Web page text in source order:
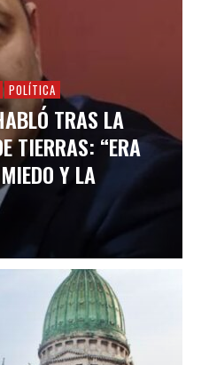
POLÍTICA
TRAS LA
TIERRAS: “ERA
Y LA